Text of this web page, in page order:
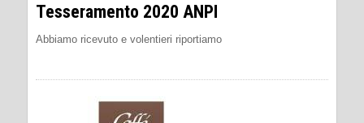
Tesseramento 2020 ANPI
Abbiamo ricevuto e volentieri riportiamo